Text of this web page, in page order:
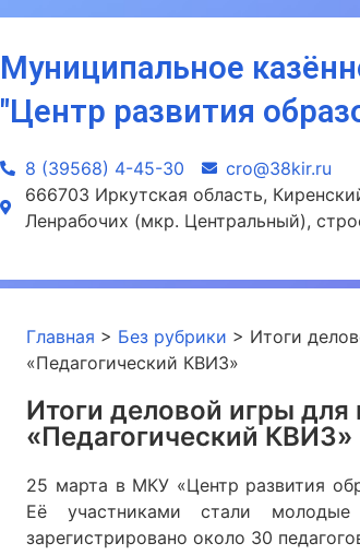
Муниципальное
"Центр развития
8 (39568) 4-45-30
сro@38kir.ru
666703 Иркутская область,
Ленрабочих (мкр. Центральный),
Главная > Без рубрики > Итоги
«Педагогический КВИЗ»
Итоги деловой игры для
«Педагогический КВИЗ»
25 марта в МКУ «Центр развития
Её участниками стали
зарегистрировано около 30